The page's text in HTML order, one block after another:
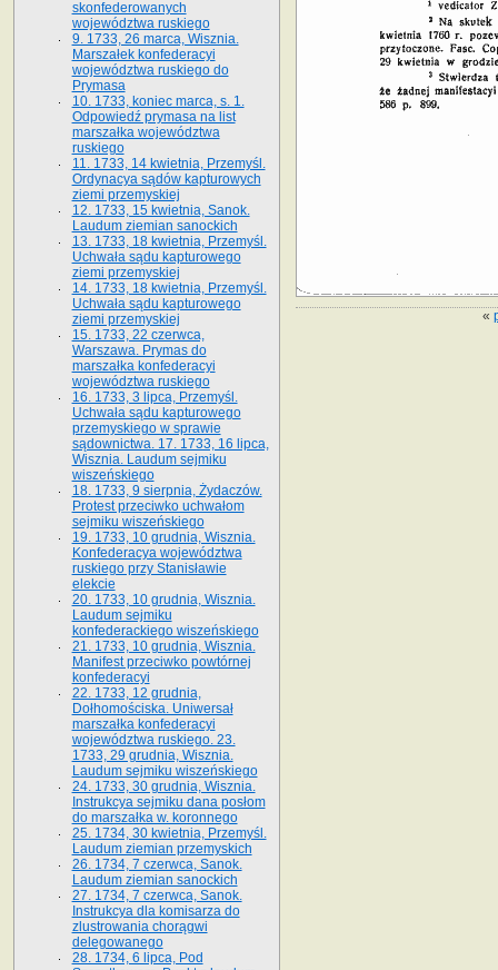
«
skonfederowanych
województwa ruskiego
9. 1733, 26 marca, Wisznia.
Marszałek konfederacyi
województwa ruskiego do
Prymasa
10. 1733, koniec marca, s. 1.
Odpowiedź prymasa na list
marszałka województwa
ruskiego
11. 1733, 14 kwietnia, Przemyśl.
Ordynacya sądów kapturowych
ziemi przemyskiej
12. 1733, 15 kwietnia, Sanok.
Laudum ziemian sanockich
13. 1733, 18 kwietnia, Przemyśl.
Uchwała sądu kapturowego
ziemi przemyskiej
14. 1733, 18 kwietnia, Przemyśl.
Uchwała sądu kapturowego
ziemi przemyskiej
15. 1733, 22 czerwca,
Warszawa. Prymas do
marszałka konfederacyi
województwa ruskiego
16. 1733, 3 lipca, Przemyśl.
Uchwała sądu kapturowego
przemyskiego w sprawie
sądownictwa. 17. 1733, 16 lipca,
Wisznia. Laudum sejmiku
wiszeńskiego
18. 1733, 9 sierpnia, Żydaczów.
Protest przeciwko uchwałom
sejmiku wiszeńskiego
19. 1733, 10 grudnia, Wisznia.
Konfederacya województwa
ruskiego przy Stanisławie
elekcie
20. 1733, 10 grudnia, Wisznia.
Laudum sejmiku
konfederackiego wiszeńskiego
21. 1733, 10 grudnia, Wisznia.
Manifest przeciwko powtórnej
konfederacyi
22. 1733, 12 grudnia,
Dołhomościska. Uniwersał
marszałka konfederacyi
województwa ruskiego. 23.
1733, 29 grudnia, Wisznia.
Laudum sejmiku wiszeńskiego
24. 1733, 30 grudnia, Wisznia.
Instrukcya sejmiku dana posłom
do marszałka w. koronnego
25. 1734, 30 kwietnia, Przemyśl.
Laudum ziemian przemyskich
26. 1734, 7 czerwca, Sanok.
Laudum ziemian sanockich
27. 1734, 7 czerwca, Sanok.
Instrukcya dla komisarza do
zlustrowania chorągwi
delegowanego
28. 1734, 6 lipca, Pod